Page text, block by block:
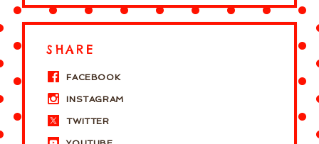
SHARE
FACEBOOK
INSTAGRAM
TWITTER